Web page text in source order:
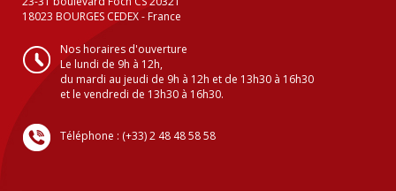
18023 BOURGES CEDEX - France
Nos horaires d'ouverture
Le lundi de 9h à 12h,
du mardi au jeudi de 9h à 12h et de 13h30 à 16h30
et le vendredi de 13h30 à 16h30.
Téléphone : (+33) 2 48 48 58 58